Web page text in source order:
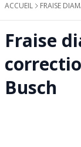
ACCUEIL FRAISE
Fraise
Busch